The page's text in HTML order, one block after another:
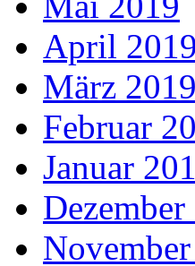
April 2019
März 2019
Februar
Januar